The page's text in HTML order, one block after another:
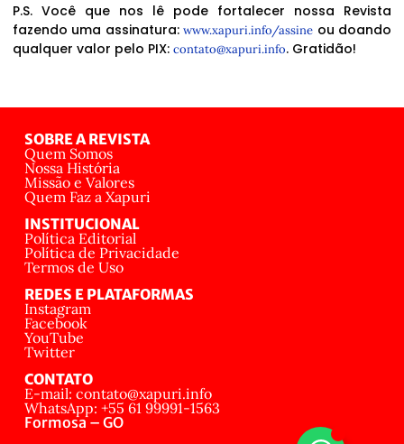
P.S. Você que nos lê pode fortalecer nossa Revista
fazendo uma assinatura:www.xapuri.info/assine ou doando
qualquer valor pelo PIX: contato@xapuri.info. Gratidão!
SOBRE A REVISTA
Quem Somos
Nossa História
Missão e Valores
Quem Faz a Xapuri
INSTITUCIONAL
Política Editorial
Política de Privacidade
Termos de Uso
REDES E PLATAFORMAS
Instagram
Facebook
YouTube
Twitter
CONTATO
E-mail: contato@xapuri.info
WhatsApp: +55 61 99991-1563
Formosa – GO